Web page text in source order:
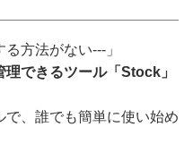
方法がない---」
できるツール「Stock」
で、誰でも簡単に使い始め